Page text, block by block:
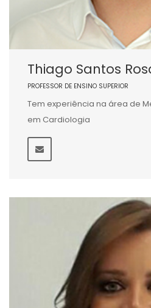
Thiago Santos
PROFESSOR DE ENSINO SUPERIOR
Tem experiência na área de
em Cardiologia